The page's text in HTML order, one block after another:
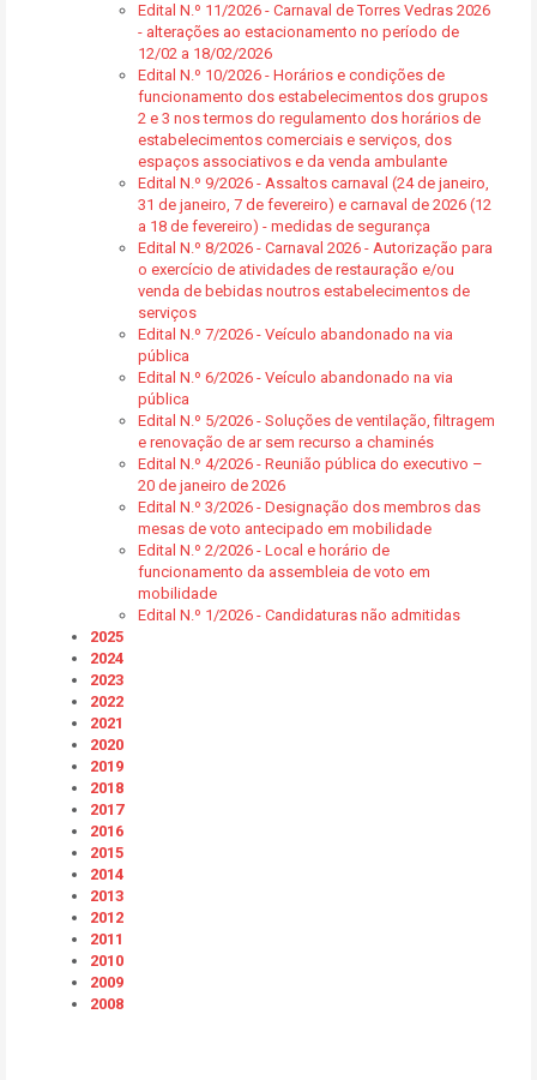
Edital N.º 11/2026 - Carnaval de Torres Vedras 2026
- alterações ao estacionamento no período de
12/02 a 18/02/2026
Edital N.º 10/2026 - Horários e condições de
funcionamento dos estabelecimentos dos grupos
2 e 3 nos termos do regulamento dos horários de
estabelecimentos comerciais e serviços, dos
espaços associativos e da venda ambulante
Edital N.º 9/2026 - Assaltos carnaval (24 de janeiro,
31 de janeiro, 7 de fevereiro) e carnaval de 2026 (12
a 18 de fevereiro) - medidas de segurança
Edital N.º 8/2026 - Carnaval 2026 - Autorização para
o exercício de atividades de restauração e/ou
venda de bebidas noutros estabelecimentos de
serviços
Edital N.º 7/2026 - Veículo abandonado na via
pública
Edital N.º 6/2026 - Veículo abandonado na via
pública
Edital N.º 5/2026 - Soluções de ventilação, filtragem
e renovação de ar sem recurso a chaminés
Edital N.º 4/2026 - Reunião pública do executivo –
20 de janeiro de 2026
Edital N.º 3/2026 - Designação dos membros das
mesas de voto antecipado em mobilidade
Edital N.º 2/2026 - Local e horário de
funcionamento da assembleia de voto em
mobilidade
Edital N.º 1/2026 - Candidaturas não admitidas
2025
2024
2023
2022
2021
2020
2019
2018
2017
2016
2015
2014
2013
2012
2011
2010
2009
2008